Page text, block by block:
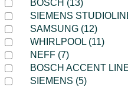
BOSCH (13)
SIEMENS
SAMSUNG (12)
WHIRLPOOL (11)
NEFF (7)
BOSCH ACCENT
SIEMENS (5)